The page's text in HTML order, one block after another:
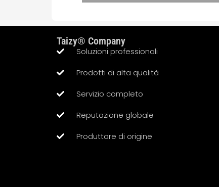
Taizy® Company
Soluzioni professionali
Prodotti di alta qualità
Servizio completo
Reputazione globale
Produttore di origine